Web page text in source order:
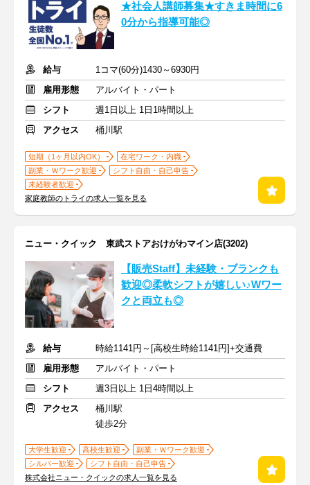
★社会人講師募集★すきま時間に6
0分から指導可能◎
給与
1コマ(60分)1430～6930円
雇用形態
アルバイト・パート
シフト
週1日以上 1日1時間以上
アクセス
桶川駅
短期（1ヶ月以内OK）
在宅ワーク・内職
副業・Ｗワーク歓迎
シフト自由・自己申告
未経験者歓迎
家庭教師のトライの求人一覧を見る
ニュー・クイック 東武ストアおけがわマイン店(3202)
【販売Staff】未経験・ブランクも
歓迎◎柔軟シフトが嬉しい♪Wワー
クと両立も◎
給与
時給1141円～[高校生時給1141円]+交通費
雇用形態
アルバイト・パート
シフト
週3日以上 1日4時間以上
アクセス
桶川駅
徒歩2分
大学生歓迎 高校生歓迎
副業・Ｗワーク歓迎
シルバー歓迎
シフト自由・自己申告
株式会社ニュー・クイックの求人一覧を見る